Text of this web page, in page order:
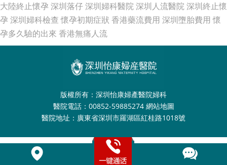
大陸終止懷孕 深圳落仔深圳婦科醫院深圳人流醫院深圳終止懷
孕 深圳婦科檢查 懷孕初期症狀 香港藥流費用 深圳墮胎費用 懷
孕多久驗的出來 香港無痛人流
版權所有：深圳怡康婦產醫院婦科
醫院電話：00852-59885274 網站地圖
醫院地址：廣東省深圳市羅湖區紅桂路1018號